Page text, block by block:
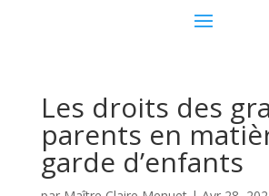
Les droits des
parents en
garde d’enfants